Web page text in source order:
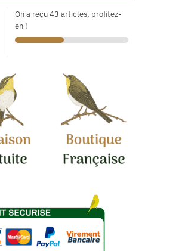
On a reçu 43 articles, profitez-
en !